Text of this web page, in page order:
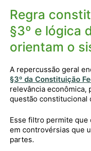
Regra
§3º e lógica
orientam o
A repercussão geral
§3º da Constituição
relevância econômica,
questão constitucional
Esse filtro permite que
em controvérsias que
partes.